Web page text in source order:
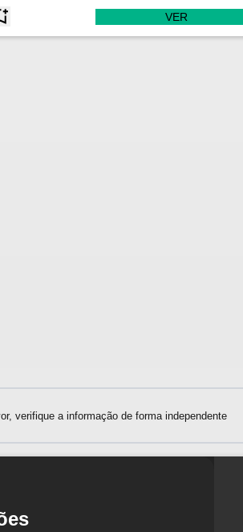
VER
verifique a informação de forma independente